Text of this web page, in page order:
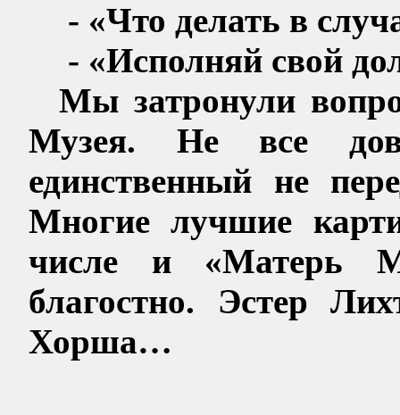
- «Что делать в
- «Исполняй свой
Мы затронули
Музея. Не все
единственный не
Многие лучшие
числе и «Матерь
благостно. Эстер
Хорша…